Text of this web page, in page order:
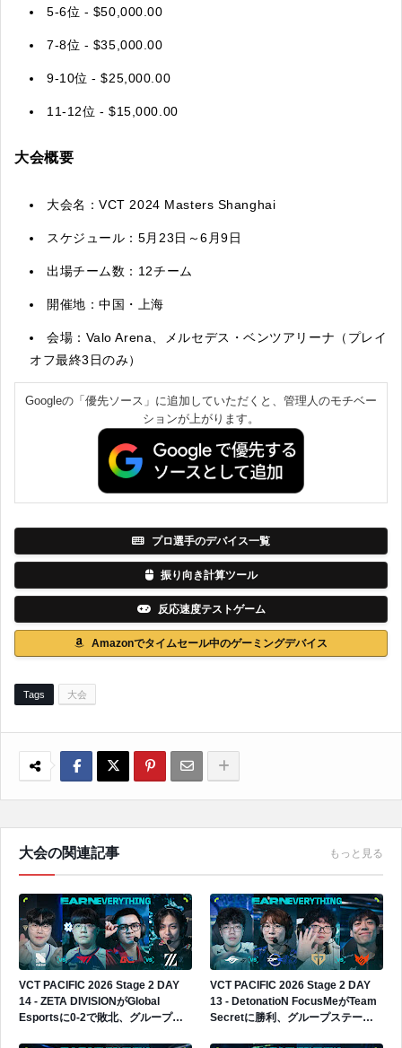
5-6位 - $50,000.00
7-8位 - $35,000.00
9-10位 - $25,000.00
11-12位 - $15,000.00
大会概要
大会名：VCT 2024 Masters Shanghai
スケジュール：5月23日～6月9日
出場チーム数：12チーム
開催地：中国・上海
会場：Valo Arena、メルセデス・ベンツアリーナ（プレイ
オフ最終3日のみ）
Googleの「優先ソース」に追加していただくと、管理人のモチベー
ションが上がります。
プロ選手のデバイス一覧
振り向き計算ツール
反応速度テストゲーム
Amazonでタイムセール中のゲーミングデバイス
Tags 大会
大会の関連記事 もっと見る
VCT PACIFIC 2026 Stage 2 DAY
14 - ZETA DIVISIONがGlobal
Esportsに0-2で敗北、グループス
VCT PACIFIC 2026 Stage 2 DAY
13 - DetonatioN FocusMeがTeam
Secretに勝利、グループステージ3